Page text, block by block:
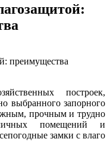
построек,
выбранного запорного
прочным и трудно
помещений и
замки с влаго